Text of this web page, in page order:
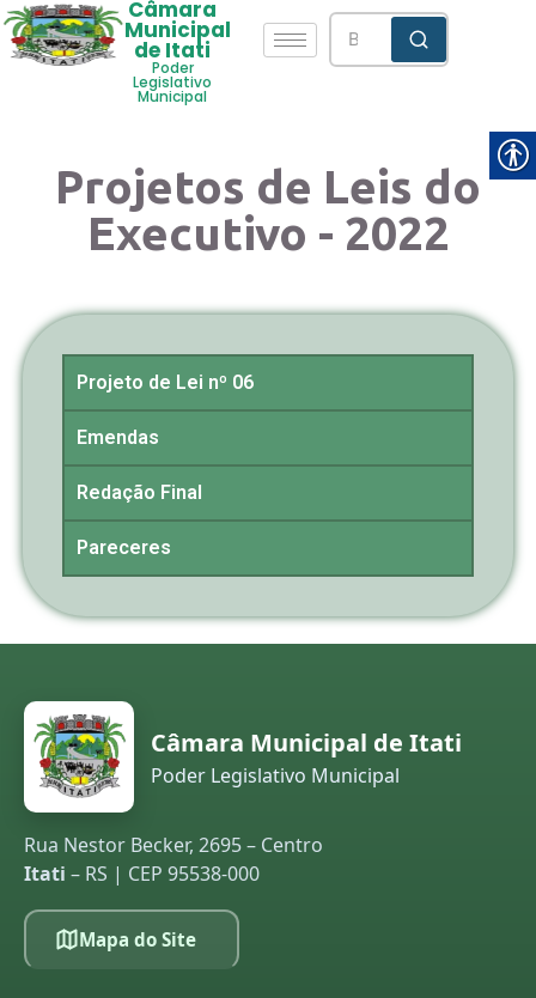
Câmara
Municipal
de Itati
Poder
Legislativo
Municipal
Projetos de Leis do
Executivo - 2022
Projeto de Lei nº 06
Emendas
Redação Final
Pareceres
Câmara Municipal de Itati
Poder Legislativo Municipal
Rua Nestor Becker, 2695 – Centro
Itati – RS | CEP 95538-000
Mapa do Site